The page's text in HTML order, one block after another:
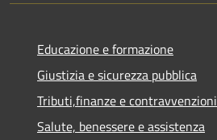
Educazione e formazione
Giustizia e sicurezza pubblica
Tributi,finanze e contravvenzioni
Salute, benessere e assistenza